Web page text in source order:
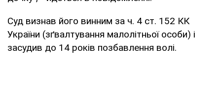
Суд визнав його винним за ч. 4 ст. 152 КК
України (зґвалтування малолітньої особи) і
засудив до 14 років позбавлення волі.